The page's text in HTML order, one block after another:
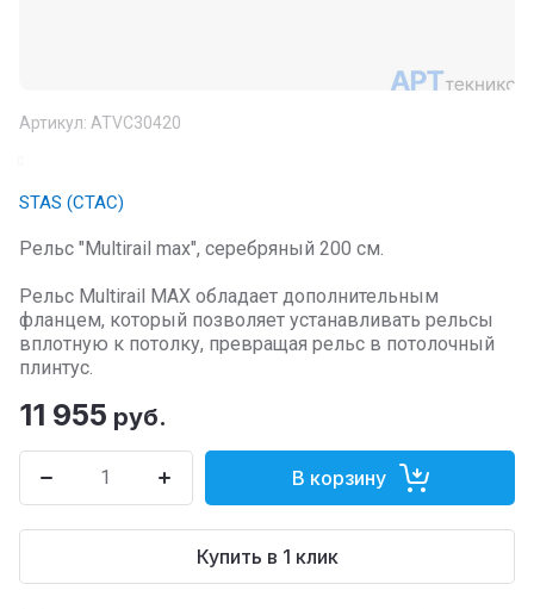
Артикул: ATVC30420
STAS (СТАС)
Рельс "Multirail max", серебряный 200 см.
Рельс Multirail MAX обладает дополнительным
фланцем, который позволяет устанавливать рельсы
вплотную к потолку, превращая рельс в потолочный
плинтус.
11 955 руб.
В корзину
Купить в 1 клик